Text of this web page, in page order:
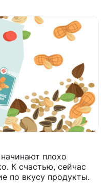
плохо
К счастью, сейчас
по вкусу продукты.